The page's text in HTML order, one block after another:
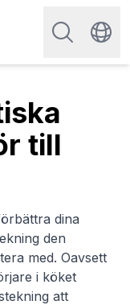
Sök efter
till
dina
den
med. Oavsett
i köket
att